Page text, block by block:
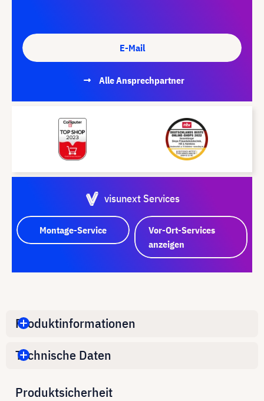
E-Mail
Alle Ansprechpartner
visunext Services
Montage-Service
Vor-Ort-Services
anzeigen
Produktinformationen
Technische Daten
Produktsicherheit